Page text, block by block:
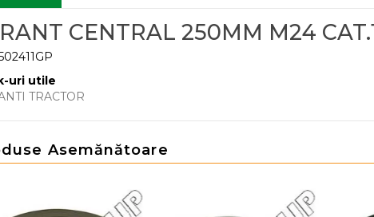
CENTRAL 250MM M24
uri utile
TRACTOR
Asemănătoare